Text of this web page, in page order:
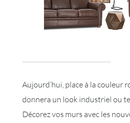
Aujourd’hui, place à la couleur
donnera un look industriel ou
Décorez vos murs avec les